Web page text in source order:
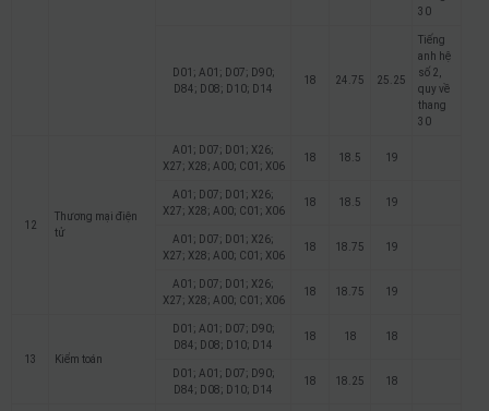
30
D01; A01; D07; D90;
D84; D08; D10; D14
18 24.75 25.25
Tiếng
anh hệ
số 2,
quy về
thang
30
12
Thương mại điện
tử
A01; D07; D01; X26;
X27; X28; A00; C01; X06
18 18.5 19
A01; D07; D01; X26;
X27; X28; A00; C01; X06
18 18.5 19
A01; D07; D01; X26;
X27; X28; A00; C01; X06
18 18.75 19
A01; D07; D01; X26;
X27; X28; A00; C01; X06
18 18.75 19
13 Kiểm toán
D01; A01; D07; D90;
D84; D08; D10; D14
18 18 18
D01; A01; D07; D90;
D84; D08; D10; D14
18 18.25 18